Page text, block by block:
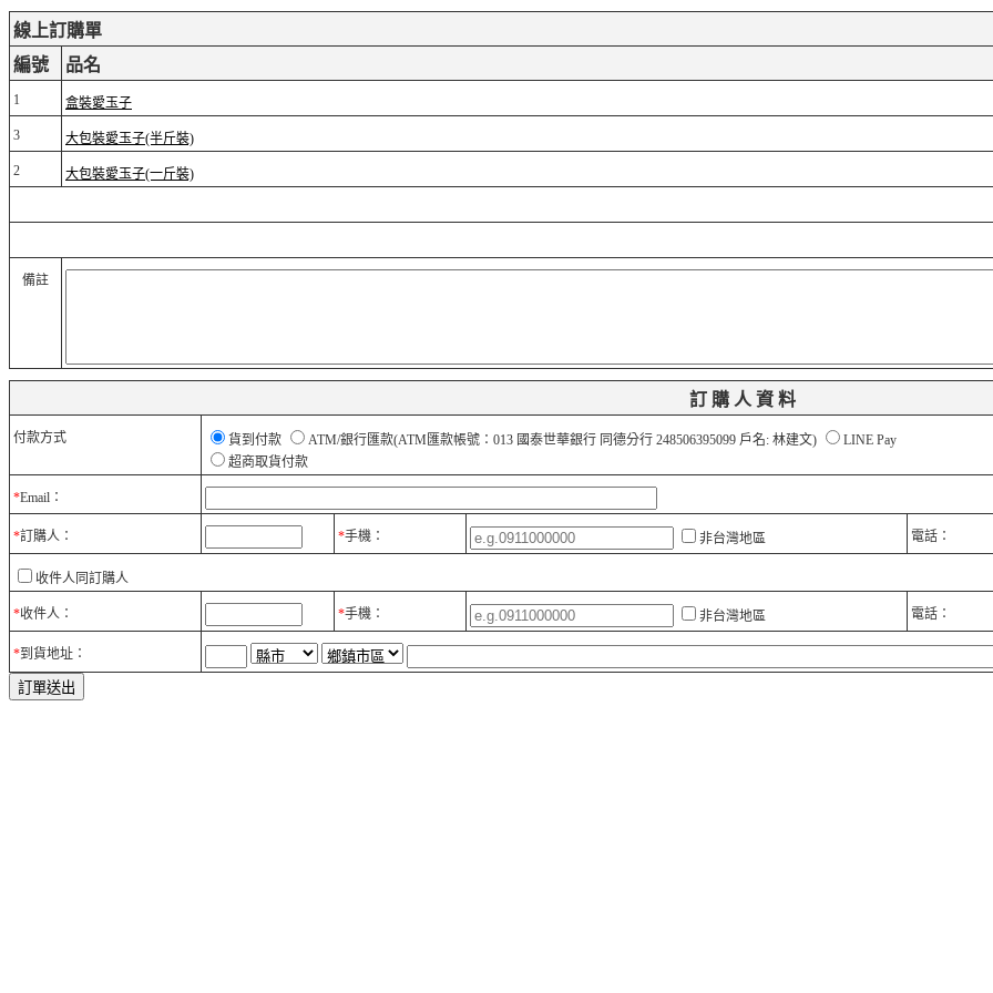
線上訂購單
編號
品名
1 盒裝愛玉子
3 大包裝愛玉子(半斤裝)
2 大包裝愛玉子(一斤裝)
備註
訂購人資料
付款方式 貨到付款 ATM/銀行匯款(ATM匯款帳號：013 國泰世華銀行 同德分行 248506395099 戶名: 林建文)
LINE Pay
超商取貨付款
*Email：
*訂購人： *手機： 非台灣地區 電話：
收件人同訂購人
*收件人： *手機： 非台灣地區 電話：
*到貨地址：